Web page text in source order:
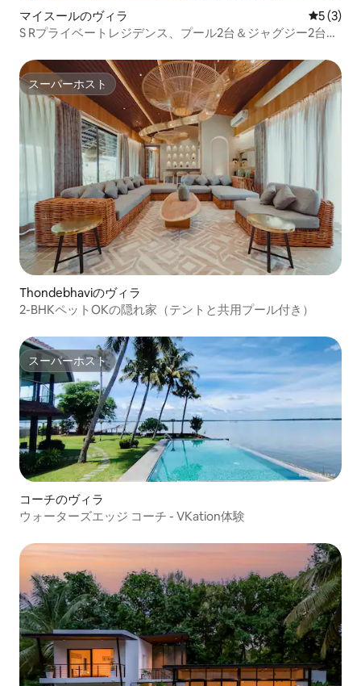
マイスールのヴィラ レビュー
5 (3)
S Rプライベートレジデンス、プール2台＆ジャグジー2台付
スーパーホスト
スーパーホスト
Thondebhaviのヴィラ
2-BHKペットOKの隠れ家（テントと共用プール付き）
スーパーホスト
スーパーホスト
コーチのヴィラ
ウォーターズエッジ コーチ - VKation体験